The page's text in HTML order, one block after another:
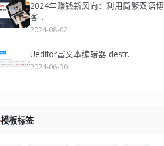
2024年赚钱新风向：利用简繁双语博
客...
2024-08-02
Ueditor富文本编辑器 destr...
2024-06-30
模板标签